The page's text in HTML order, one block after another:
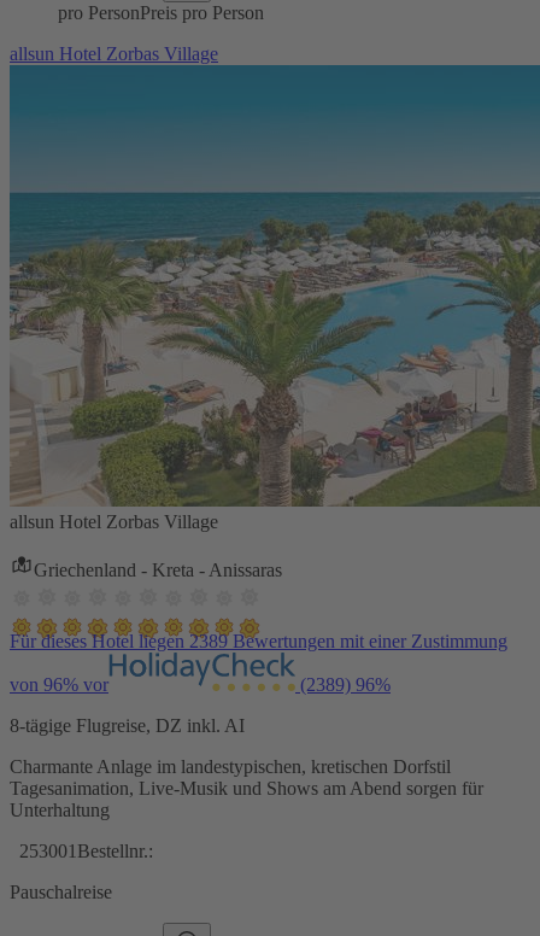
pro PersonPreis pro Person
allsun Hotel Zorbas Village
allsun Hotel Zorbas Village
Griechenland - Kreta - Anissaras
Für dieses Hotel liegen 2389 Bewertungen mit einer Zustimmung
von 96% vor (2389) 96%
8-tägige Flugreise, DZ inkl. AI
Charmante Anlage im landestypischen, kretischen Dorfstil
Tagesanimation, Live-Musik und Shows am Abend sorgen für
Unterhaltung
253001 Bestellnr.:
Pauschalreise